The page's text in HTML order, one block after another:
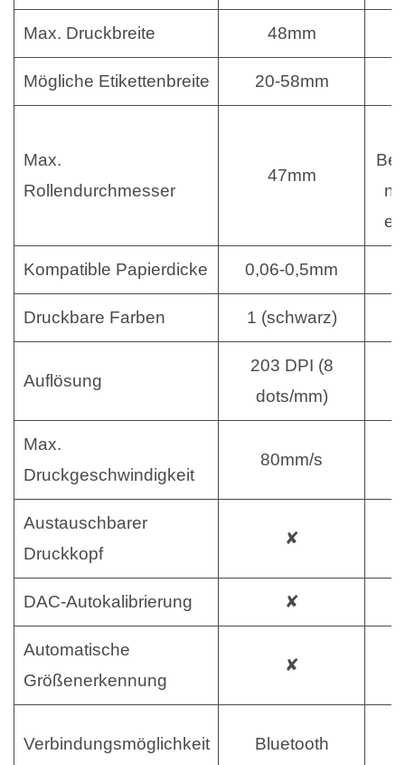
Max. Druckbreite 48mm
Mögliche Etikettenbreite 20-58mm
Max.
Rollendurchmesser
47mm
Kompatible Papierdicke 0,06-0,5mm
Druckbare Farben 1 (schwarz)
Auflösung
203 DPI (8
dots/mm)
Max.
Druckgeschwindigkeit
80mm/s
Austauschbarer
Druckkopf
✘
DAC-Autokalibrierung ✘
Automatische
Größenerkennung
✘
Verbindungsmöglichkeit Bluetooth